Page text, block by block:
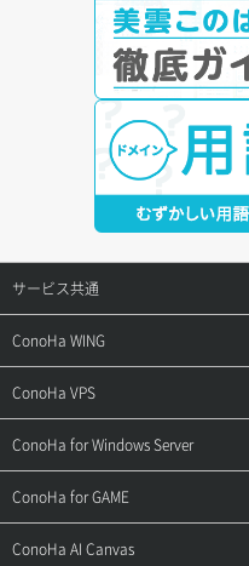
サービス共通
サポートトップ
ご契約・お支払い
用語集
お問い合わせ
ConoHa WING
サポートトップ
ご利用ガイド
お乗り換えガイド
ConoHa VPS
サポートトップ
ご利用ガイド
ConoHa for Windows Server
サポートトップ
ご利用ガイド
ConoHa for GAME
サポートトップ
ConoHa AI Canvas